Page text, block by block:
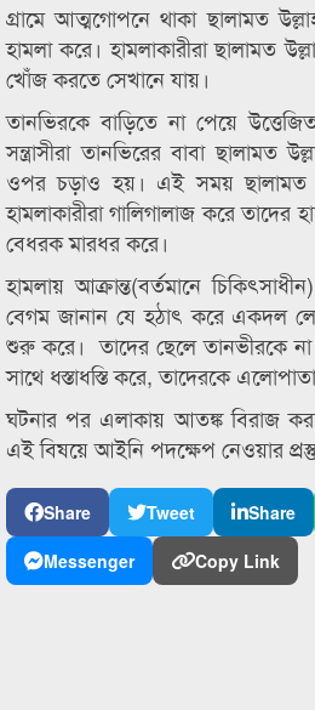
গ্রামে আত্মগোপনে থাকা ছালামত
হামলা করে। হামলাকারীরা ছালামত
খোঁজ করতে সেখানে যায়।
তানভিরকে বাড়িতে না পেয়ে
সন্ত্রাসীরা তানভিরের বাবা ছালামত
ওপর চড়াও হয়। এই সময় ছালামত
হামলাকারীরা গালিগালাজ করে তাদের
বেধরক মারধর করে।
হামলায় আক্রান্ত(বর্তমানে
বেগম জানান যে হঠাৎ করে একদল
শুরু করে। তাদের ছেলে তানভীরকে না
সাথে ধস্তাধস্তি করে, তাদেরকে
ঘটনার পর এলাকায় আতঙ্ক বিরাজ
এই বিষয়ে আইনি পদক্ষেপ নেওয়ার
Share Tweet Share
Messenger
Copy Link